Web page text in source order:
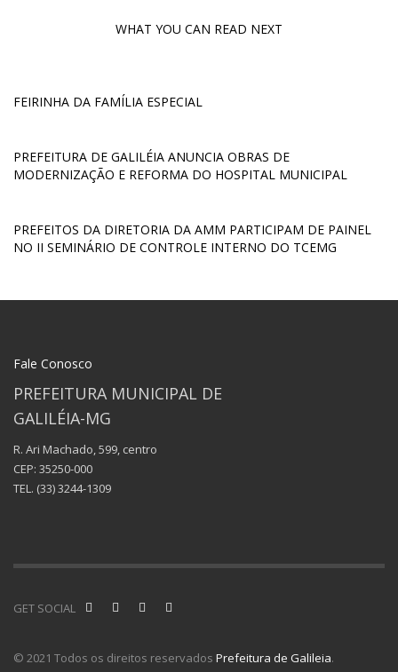
WHAT YOU CAN READ NEXT
FEIRINHA DA FAMÍLIA ESPECIAL
PREFEITURA DE GALILÉIA ANUNCIA OBRAS DE
MODERNIZAÇÃO E REFORMA DO HOSPITAL MUNICIPAL
PREFEITOS DA DIRETORIA DA AMM PARTICIPAM DE PAINEL
NO II SEMINÁRIO DE CONTROLE INTERNO DO TCEMG
Fale Conosco
PREFEITURA MUNICIPAL DE
GALILÉIA-MG
R. Ari Machado, 599, centro
CEP: 35250-000
TEL. (33) 3244-1309
GET SOCIAL
© 2021 Todos os direitos reservados Prefeitura de Galileia.